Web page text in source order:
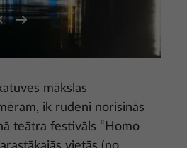
mākslas
ik rudeni norisinās
teātra festivāls “Homo